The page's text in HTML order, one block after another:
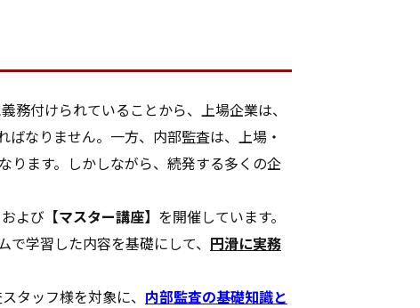
務付けられていることから、上場企業は、
なりません。一方、内部監査は、上場・
ります。しかしながら、続発する多くの企
および 【マスター講座】 を開催しています。
で学習した内容を基礎にして、 円滑に実務
タッフ様を対象に、 内部監査の基礎知識と